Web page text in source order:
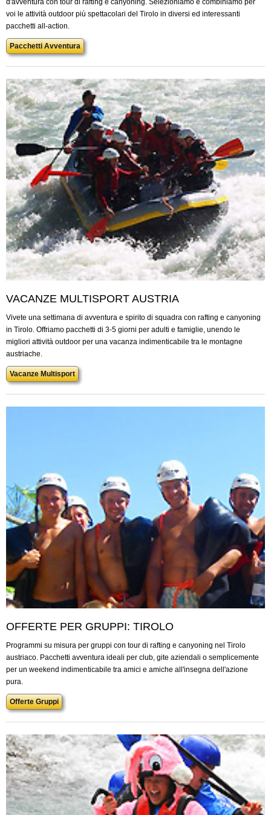
d'avventura con tour di rafting e canyoning. Selezioniamo e combiniamo per
voi le attività outdoor più spettacolari del Tirolo in diversi ed interessanti
pacchetti all-action.
Pacchetti Avventura
VACANZE MULTISPORT AUSTRIA
Vivete una settimana di avventura e spirito di squadra con rafting e canyoning
in Tirolo. Offriamo pacchetti di 3-5 giorni per adulti e famiglie, unendo le
migliori attività outdoor per una vacanza indimenticabile tra le montagne
austriache.
Vacanze Multisport
OFFERTE PER GRUPPI: TIROLO
Programmi su misura per gruppi con tour di rafting e canyoning nel Tirolo
austriaco. Pacchetti avventura ideali per club, gite aziendali o semplicemente
per un weekend indimenticabile tra amici e amiche all'insegna dell'azione
pura.
Offerte Gruppi